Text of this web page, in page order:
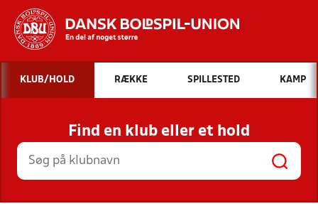
Hvad vil du søge efter?
INDHOLD OG NYHEDER
STILLINGER, RESULTATER, KLUBBER OG
HOLD
KLUB/HOLD RÆKKE SPILLESTED KAMP
Find en klub eller et hold